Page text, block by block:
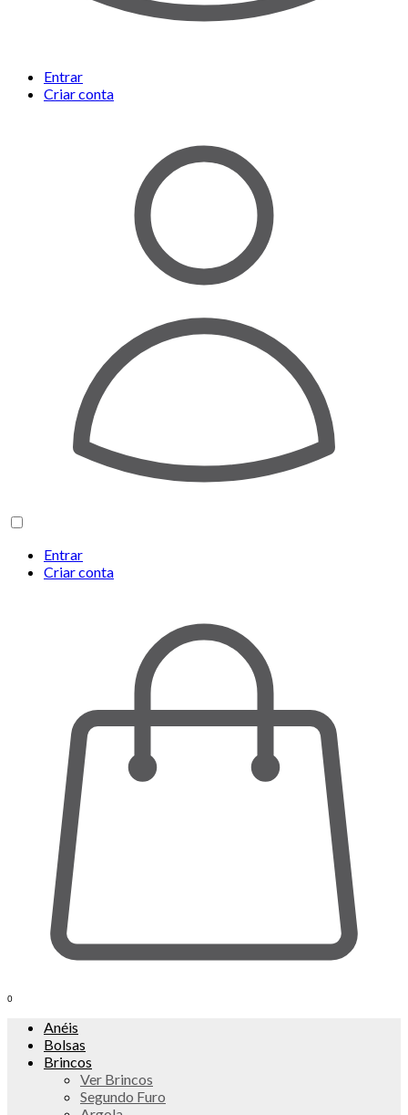
Entrar
Criar conta
Entrar
Criar conta
0
Anéis
Bolsas
Brincos
Ver Brincos
Segundo Furo